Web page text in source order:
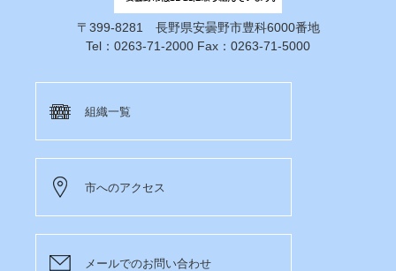
〒399-8281 長野県安曇野市豊科6000番地
Tel：0263-71-2000 Fax：0263-71-5000
組織一覧
市へのアクセス
メールでのお問い合わせ